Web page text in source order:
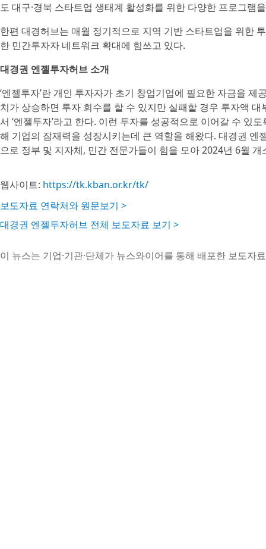
도 대구·경북 스타트업 생태계 활성화를 위한 다양한 프로그램
한편 대경허브는 매월 정기적으로 지역 기반 스타트업을 위한
한 민간투자자 네트워크 확대에 힘쓰고 있다.
대경권 엔젤투자허브 소개
‘엔젤투자’란 개인 투자자가 초기 창업기업에 필요한 자금을
치가 상승하면 투자 회수를 할 수 있지만 실패할 경우 투자액
서 ‘엔젤투자’라고 한다. 이런 투자를 성공적으로 이어갈 수 있
해 기업의 잠재력을 성장시키는데 큰 역할을 해왔다. 대경권
으로 정부 및 지자체, 민간 전문가들이 힘을 모아 2024년 6월 개
웹사이트: https://tk.kban.or.kr/tk/
보도자료 연락처와 원문보기 >
대경권 엔젤투자허브 전체 보도자료 보기 >
이 뉴스는 기업·기관·단체가 뉴스와이어를 통해 배포한 보도자